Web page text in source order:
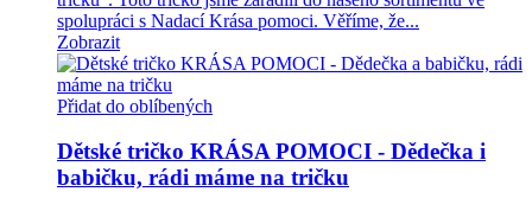
spolupráci s Nadací Krása pomoci. Věříme, že...
Zobrazit
Přidat do oblíbených
Dětské tričko KRÁSA POMOCI - Dědečka i
babičku, rádi máme na tričku